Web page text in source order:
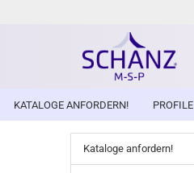
KATALOGE ANFORDERN! PROFILE
Kataloge anfordern!